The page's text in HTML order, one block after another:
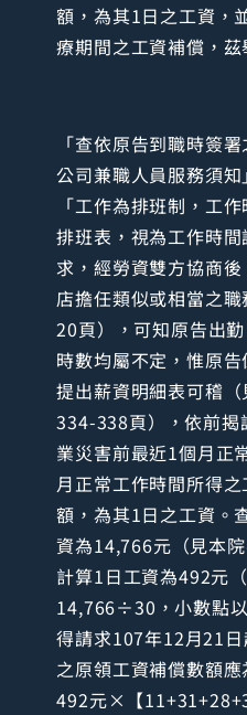
額，為其1日之工資，
療期間之工資補償，
「查依原告到職時簽
公司兼職人員服務須知
「工作為排班制，工
排班表，視為工作時
求，經勞資雙方協商
店擔任類似或相當之
20頁），可知原告出
時數均屬不定，惟原
提出薪資明細表可稽
334-338頁），依前揭
業災害前最近1個月正
月正常工作時間所得
額，為其1日之工資。
資為14,766元（見本
計算1日工資為492元
14,766÷30，小數點
得請求107年12月21
之原領工資補償數額
492元×【